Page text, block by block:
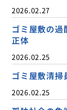
2026.02.27
ゴミ屋敷の
正体
2026.02.25
ゴミ屋敷清
2026.02.25